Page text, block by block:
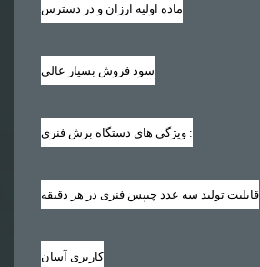
ماده اولیه ارزان و در دسترس
سود فروش بسیار عالی
ویژگی های دستگاه برش فنری :
قابلیت تولید سه عدد چیپس فنری در هر دقیقه
کاربری آسان